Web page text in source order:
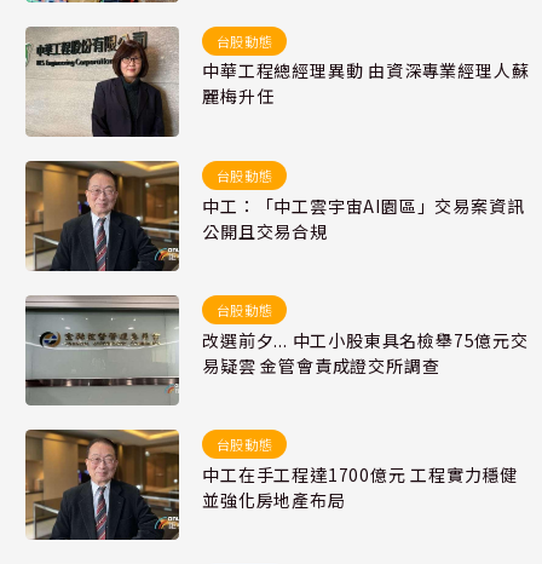
台股動態
中華工程總經理異動 由資深專業經理人蘇
麗梅升任
台股動態
中工：「中工雲宇宙AI園區」交易案資訊
公開且交易合規
台股動態
改選前夕... 中工小股東具名檢舉75億元交
易疑雲 金管會責成證交所調查
台股動態
中工在手工程達1700億元 工程實力穩健
並強化房地產布局